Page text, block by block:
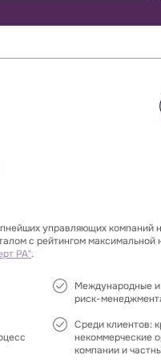
управляющих компаний
с рейтингом
РА".
Международные и
риск-
Среди клиентов:
некоммерческие
компании и